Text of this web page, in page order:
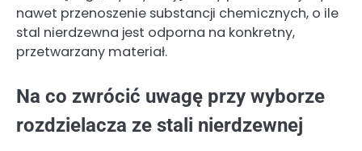
nawet przenoszenie substancji chemicznych, o ile
stal nierdzewna jest odporna na konkretny,
przetwarzany materiał.
Na co zwrócić uwagę przy wyborze
rozdzielacza ze stali nierdzewnej